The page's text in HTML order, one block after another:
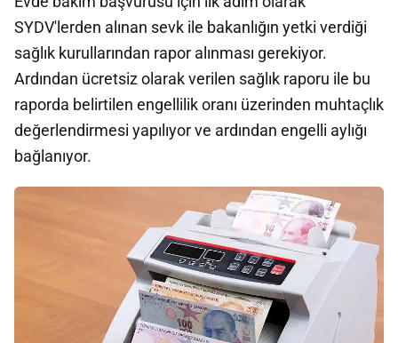
SYDV'lerden alınan sevk ile bakanlığın yetki verdiği
sağlık kurullarından rapor alınması gerekiyor.
Ardından ücretsiz olarak verilen sağlık raporu ile bu
raporda belirtilen engellilik oranı üzerinden muhtaçlık
değerlendirmesi yapılıyor ve ardından engelli aylığı
bağlanıyor.